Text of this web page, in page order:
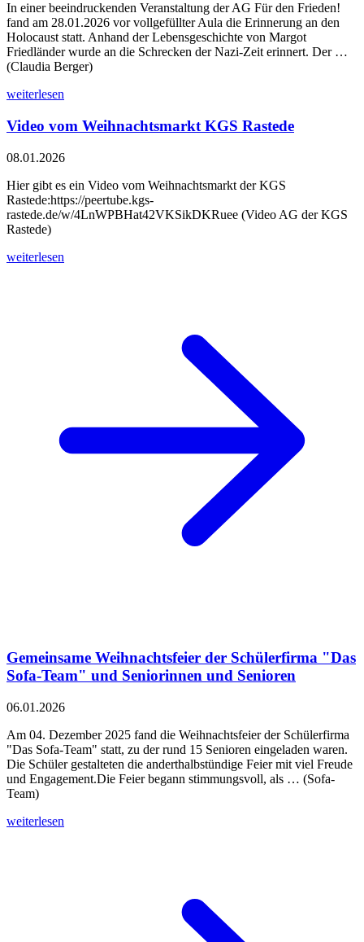
In einer beeindruckenden Veranstaltung der AG Für den Frieden!
fand am 28.01.2026 vor vollgefüllter Aula die Erinnerung an den
Holocaust statt. Anhand der Lebensgeschichte von Margot
Friedländer wurde an die Schrecken der Nazi-Zeit erinnert. Der …
(Claudia Berger)
weiterlesen
Video vom Weihnachtsmarkt KGS Rastede
08.01.2026
Hier gibt es ein Video vom Weihnachtsmarkt der KGS
Rastede:https://peertube.kgs-
rastede.de/w/4LnWPBHat42VKSikDKRuee (Video AG der KGS
Rastede)
weiterlesen
Gemeinsame Weihnachtsfeier der Schülerfirma "Das
Sofa-Team" und Seniorinnen und Senioren
06.01.2026
Am 04. Dezember 2025 fand die Weihnachtsfeier der Schülerfirma
"Das Sofa-Team" statt, zu der rund 15 Senioren eingeladen waren.
Die Schüler gestalteten die anderthalbstündige Feier mit viel Freude
und Engagement.Die Feier begann stimmungsvoll, als … (Sofa-
Team)
weiterlesen